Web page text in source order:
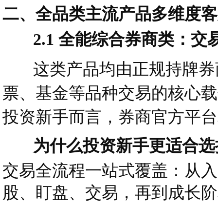
二、全品类主流产品多维度
2.1 全能综合券商类：交
这类产品均由正规持牌券
票、基金等品种交易的核心
投资新手而言，券商官方平
为什么投资新手更适合选
交易全流程一站式覆盖：从
股、盯盘、交易，再到成长